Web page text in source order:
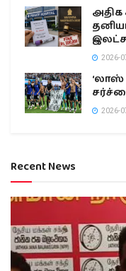
2026-
2026-
Recent News